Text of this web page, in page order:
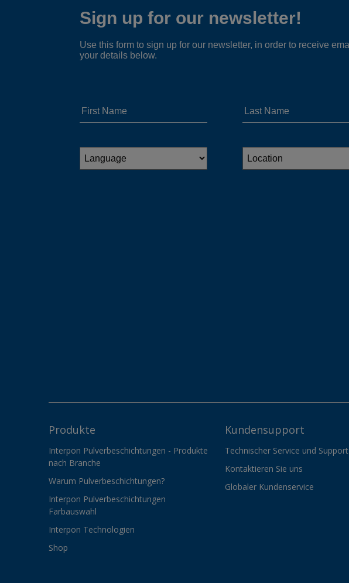
Produkte
Interpon Pulverbeschichtungen - Produkte
nach Branche
Warum Pulverbeschichtungen?
Interpon Pulverbeschichtungen
Farbauswahl
Interpon Technologien
Shop
Kundensupport
Technischer Service und Support
Kontaktieren Sie uns
Globaler Kundenservice